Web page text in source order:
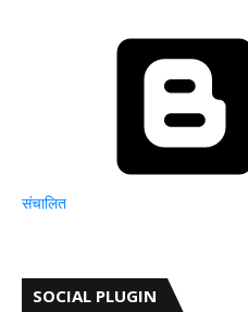
संचालित
SOCIAL PLUGIN